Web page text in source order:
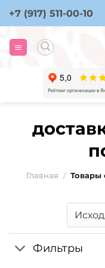
Skip
content
+7 (917) 511-00-10
Главная / Товары
Фильтры